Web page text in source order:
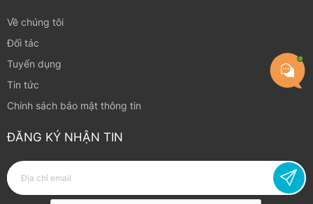
Về chúng tôi
Đối tác
Tuyển dụng
Tin tức
Chính sách bảo mật thông tin
ĐĂNG KÝ NHẬN TIN